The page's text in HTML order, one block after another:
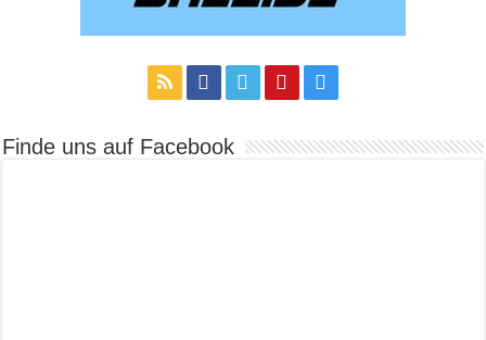
Finde uns auf Facebook